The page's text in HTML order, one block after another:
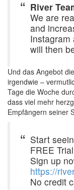
River
We are
and
Instagram
will then
Und das Angebot
irgendwie –
Tage die Woche
dass viel mehr
Empfängern seiner
Start
FREE
Sign up
https://
No credit